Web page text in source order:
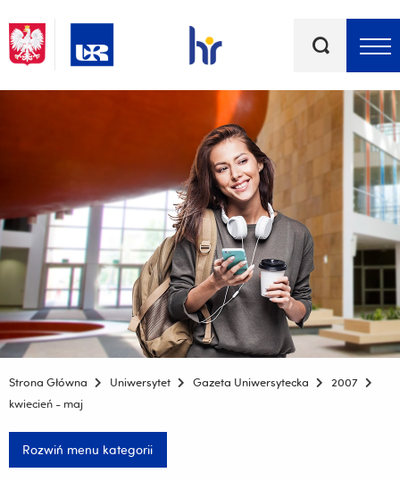
kluczowe
Strona Główna Uniwersytet Gazeta Uniwersytecka
2007
kwiecień - maj
Rozwiń menu kategorii